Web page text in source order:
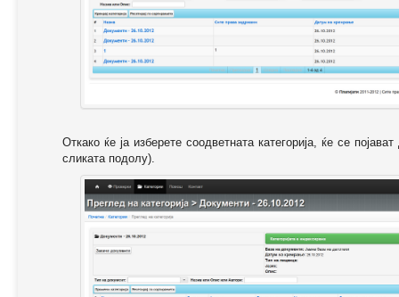
Откако ќе ја изберете соодветната категорија, ќе се
сликата подолу).